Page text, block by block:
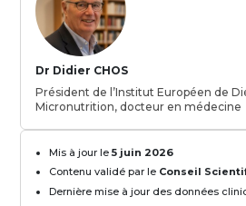
Dr Didier CHOS
Président de l’Institut Européen de
Micronutrition, docteur en médecine
Mis à jour le5 juin 2026
Contenu validé par le Conseil
Dernière mise à jour des données